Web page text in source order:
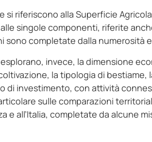
si riferiscono alla Superficie
singole componenti, riferite
sono completate dalla numerosità
invece, la dimensione
la tipologia di bestiame,
di investimento, con attività
sulle comparazioni
e all’Italia, completate da alcune